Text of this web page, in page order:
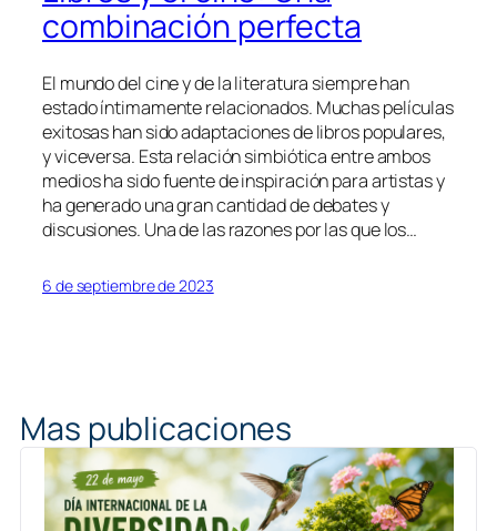
combinación perfecta
El mundo del cine y de la literatura siempre han
estado íntimamente relacionados. Muchas películas
exitosas han sido adaptaciones de libros populares,
y viceversa. Esta relación simbiótica entre ambos
medios ha sido fuente de inspiración para artistas y
ha generado una gran cantidad de debates y
discusiones. Una de las razones por las que los…
6 de septiembre de 2023
Mas publicaciones